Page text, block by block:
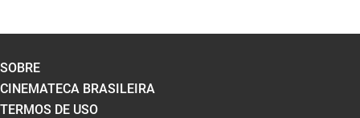
SOBRE
CINEMATECA BRASILEIRA
TERMOS DE USO